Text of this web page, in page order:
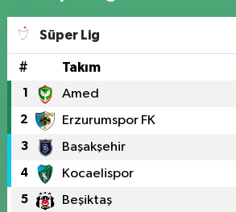
Süper Lig
# Takım
1 Amed
2 Erzurumspor FK
3 Başakşehir
4 Kocaelispor
5 Beşiktaş